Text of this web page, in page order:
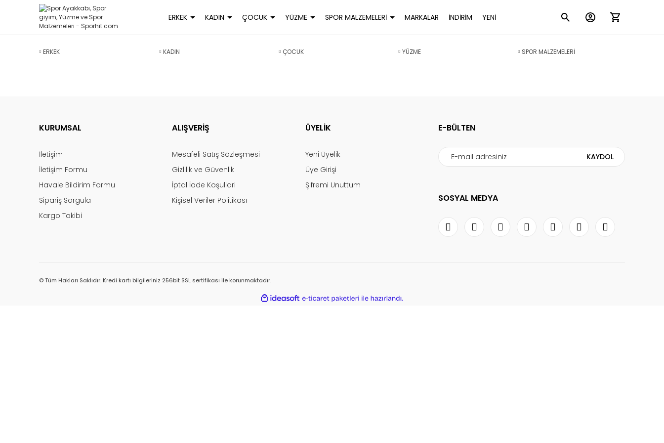
ERKEK KADIN ÇOCUK YÜZME SPOR MALZEMELERİ MARKALAR İNDİRİM YENİ
ERKEK KADIN ÇOCUK YÜZME SPOR MALZEMELERİ
KURUMSAL
İletişim
İletişim Formu
Havale Bildirim Formu
Sipariş Sorgula
Kargo Takibi
ALIŞVERİŞ
Mesafeli Satış Sözleşmesi
Gizlilik ve Güvenlik
İptal İade Koşullari
Kişisel Veriler Politikası
ÜYELİK
Yeni Üyelik
Üye Girişi
Şifremi Unuttum
E-BÜLTEN
KAYDOL
SOSYAL MEDYA
© Tüm Hakları Saklıdır. Kredi kartı bilgileriniz 256bit SSL sertifikası ile korunmaktadır.
ideasoft
e-